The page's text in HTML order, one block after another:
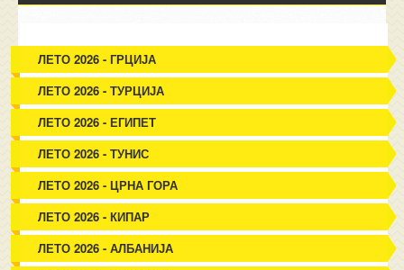
ЛЕТО 2026 - ГРЦИЈА
ЛЕТО 2026 - ТУРЦИЈА
ЛЕТО 2026 - ЕГИПЕТ
ЛЕТО 2026 - ТУНИС
ЛЕТО 2026 - ЦРНА ГОРА
ЛЕТО 2026 - КИПАР
ЛЕТО 2026 - АЛБАНИЈА